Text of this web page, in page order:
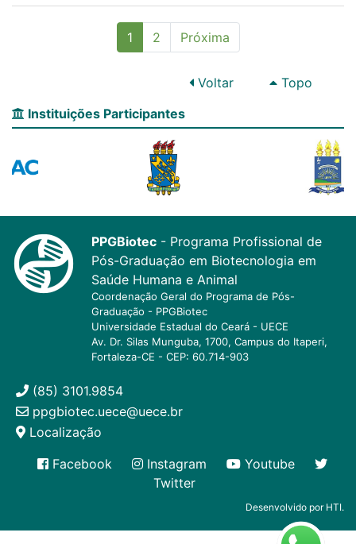
1(current)
2 Próxima
Voltar
Topo
Instituições Participantes
PPGBiotec - Programa Profissional de
Pós-Graduação em Biotecnologia em
Saúde Humana e Animal
Coordenação Geral do Programa de Pós-
Graduação - PPGBiotec
Universidade Estadual do Ceará - UECE
Av. Dr. Silas Munguba, 1700, Campus do Itaperi,
Fortaleza-CE - CEP: 60.714-903
(85) 3101.9854
ppgbiotec.uece@uece.br
Localização
Facebook
Instagram
Youtube
Twitter
Desenvolvido por HTI.